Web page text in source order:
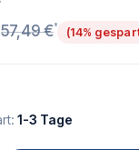
57,49 €*
(14%
1-3 Tage